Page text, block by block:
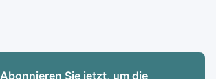
Abonnieren Sie jetzt, um die